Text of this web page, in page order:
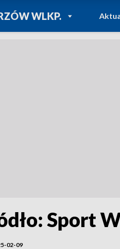
WLKP.
POWRÓT DO
TVP REGIONY
Sport
02-09